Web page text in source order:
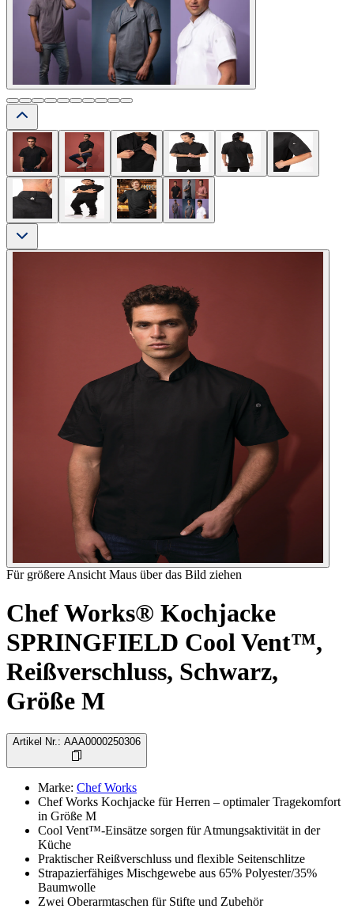
Für größere Ansicht Maus über das Bild ziehen
Chef Works® Kochjacke
SPRINGFIELD Cool Vent™,
Reißverschluss, Schwarz,
Größe M
Artikel Nr. : AAA0000250306
Marke: Chef Works
Chef Works Kochjacke für Herren – optimaler Tragekomfort
in Größe M
Cool Vent™-Einsätze sorgen für Atmungsaktivität in der
Küche
Praktischer Reißverschluss und flexible Seitenschlitze
Strapazierfähiges Mischgewebe aus 65% Polyester/35%
Baumwolle
Zwei Oberarmtaschen für Stifte und Zubehör